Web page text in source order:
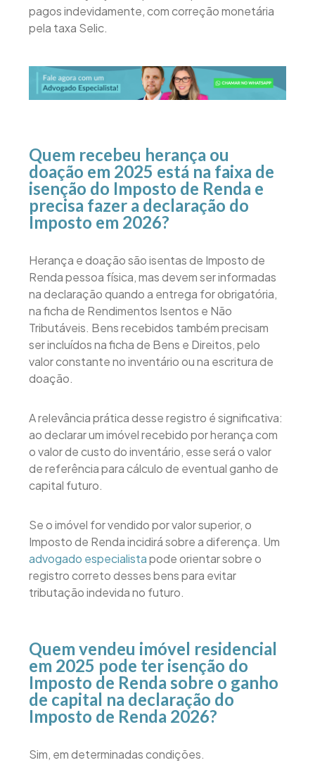
pagos indevidamente, com correção monetária
pela taxa Selic.
Quem recebeu herança ou
doação em 2025 está na faixa de
isenção do Imposto de Renda e
precisa fazer a declaração do
Imposto em 2026?
Herança e doação são isentas de Imposto de
Renda pessoa física, mas devem ser informadas
na declaração quando a entrega for obrigatória,
na ficha de Rendimentos Isentos e Não
Tributáveis. Bens recebidos também precisam
ser incluídos na ficha de Bens e Direitos, pelo
valor constante no inventário ou na escritura de
doação.
A relevância prática desse registro é significativa:
ao declarar um imóvel recebido por herança com
o valor de custo do inventário, esse será o valor
de referência para cálculo de eventual ganho de
capital futuro.
Se o imóvel for vendido por valor superior, o
Imposto de Renda incidirá sobre a diferença. Um
advogado especialistapode orientar sobre o
registro correto desses bens para evitar
tributação indevida no futuro.
Quem vendeu imóvel residencial
em 2025 pode ter isenção do
Imposto de Renda sobre o ganho
de capital na declaração do
Imposto de Renda 2026?
Sim, em determinadas condições.